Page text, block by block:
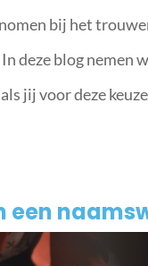
bij het
deze blog nemen
jij voor deze
een